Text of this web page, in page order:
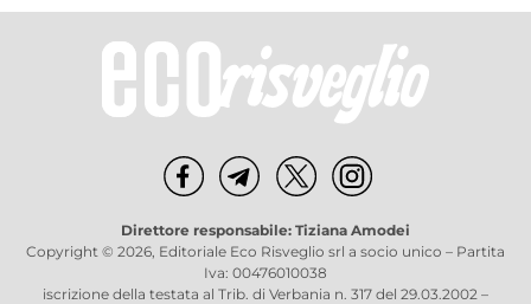
Direttore responsabile: Tiziana Amodei
Copyright © 2026, Editoriale Eco Risveglio srl a socio unico – Partita
Iva: 00476010038
iscrizione della testata al Trib. di Verbania n. 317 del 29.03.2002 –